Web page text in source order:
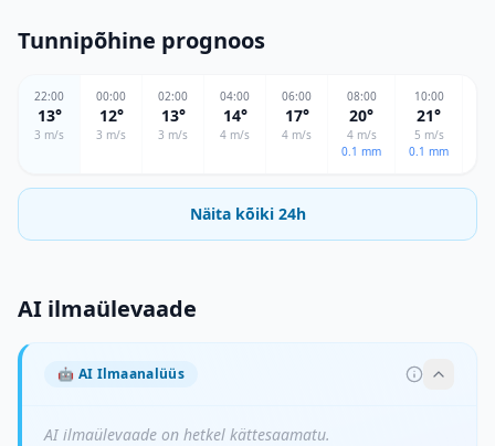
Tunnipõhine prognoos
22:00
13°
3 m/s
00:00
12°
3 m/s
02:00
13°
3 m/s
04:00
14°
4 m/s
06:00
17°
4 m/s
08:00
20°
4m/s
0.1 mm
10:00
21°
5 m/s
0.1 mm
Näita kõiki 24h
AI ilmaülevaade
🤖 AI Ilmaanalüüs
AI ilmaülevaade on hetkel kättesaamatu.